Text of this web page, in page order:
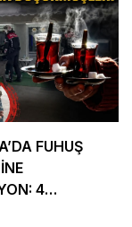
FUHUŞ
4